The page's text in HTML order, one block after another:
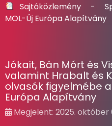
Sajtóközlemény -
MOL-Új Európa Alapítvány
Jókait, Bán Mórt és
valamint Hrabalt és
olvasók figyelmébe a
Európa Alapítvány
Megjelent: 2025. október